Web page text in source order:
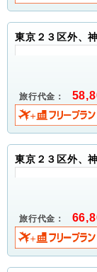
東京２３区外、
旅行代金：
東京２３区外、
旅行代金：